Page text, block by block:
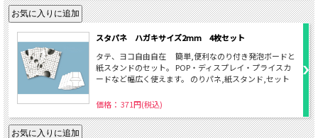
スタパネ ハガキサイズ2mm 4枚セット
タテ、ヨコ自由自在 簡単,便利なのり付き発泡ボードと
紙スタンドのセット。 POP・ディスプレイ・プライスカ
ードなど幅広く使えます。 のりパネ,紙スタンド,セット
価格： 371円(税込)